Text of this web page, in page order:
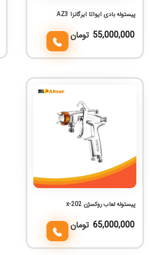
پیستوله بادی ایواتا ایرگانزا AZ3
55,000,000 تومان
پیستوله لعاب روکسژن x-202
65,000,000 تومان